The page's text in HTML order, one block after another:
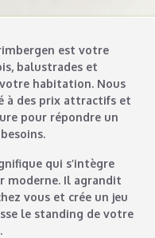
est votre
balustrades et
habitation. Nous
à des prix attractifs et
pour répondre un
qui s’intègre
moderne. Il agrandit
vous et crée un jeu
le standing de votre